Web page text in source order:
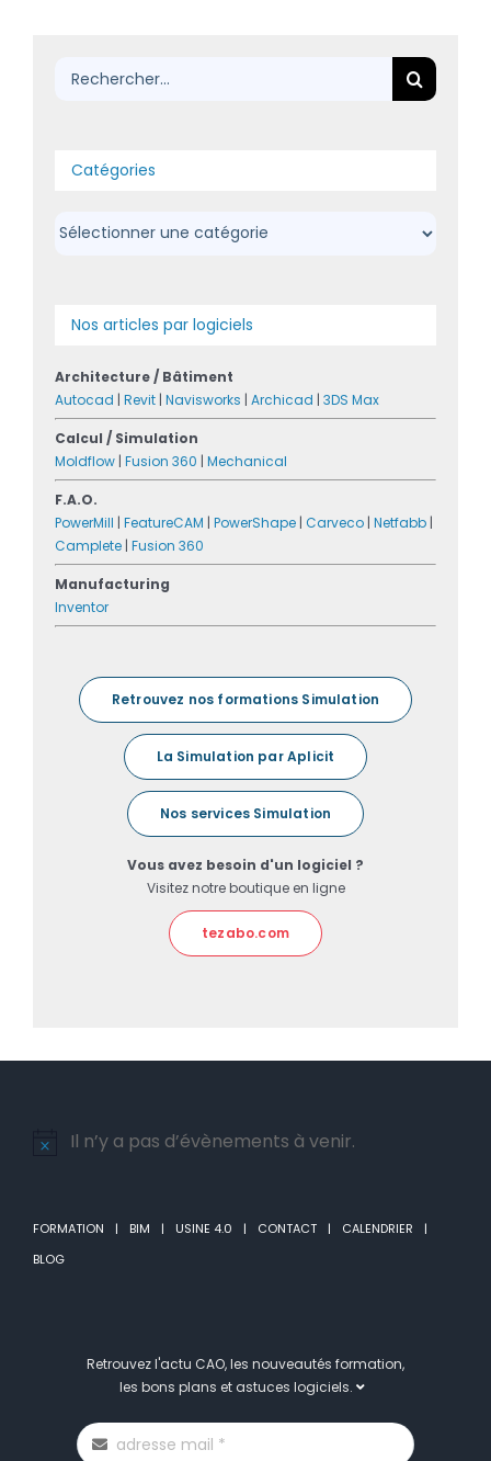
Rechercher:
Catégories
Catégories
Nos articles par logiciels
Architecture / Bâtiment
Autocad Revit Navisworks Archicad 3DS Max
Calcul / Simulation
Moldflow Fusion 360 Mechanical
F.A.O.
PowerMill FeatureCAM PowerShape Carveco Netfabb
Camplete Fusion 360
Manufacturing
Inventor
Retrouvez nos formations Simulation
La Simulation par Aplicit
Nos services Simulation
Vous avez besoin d'un logiciel ?
Visitez notre boutique en ligne
tezabo.com
Notice
Il n’y a pas d’évènements à venir.
FORMATION BIM USINE 4.0 CONTACT
CALENDRIER
BLOG
Retrouvez l'actu CAO, les nouveautés formation,
les bons plans et astuces logiciels.